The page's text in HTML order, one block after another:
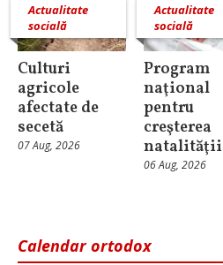
Actualitate
socială
Culturi
agricole
afectate de
secetă
07 Aug, 2026
Actualitate
socială
Program
naţional
pentru
creşterea
natalităţii
06 Aug, 2026
Calendar ortodox